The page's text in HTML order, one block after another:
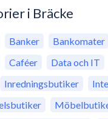
i Bräcke
Banker Bankomater
Caféer Data och IT
Inredningsbutiker